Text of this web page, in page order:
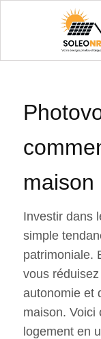
maison
Investir dans
simple
patrimoniale.
vous
autonomie et
maison. Voici
logement en